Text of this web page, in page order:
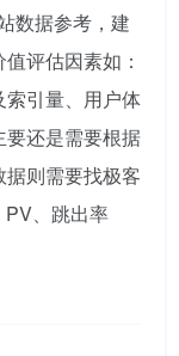
数据参考，建
评估因素如：
引量、用户体
还是需要根据
则需要找极客
PV、跳出率